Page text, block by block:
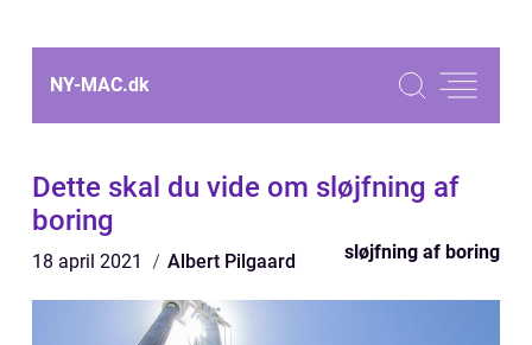
NY-MAC.dk
Dette skal du vide om sløjfning af
boring
18 april 2021 Albert Pilgaard sløjfning af boring